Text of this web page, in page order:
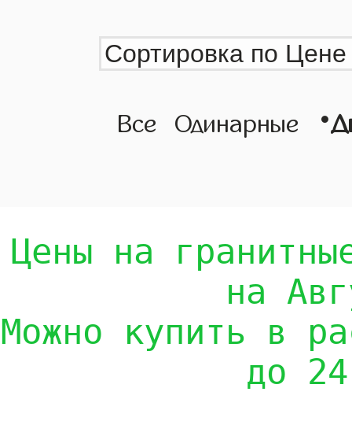
Все Одинарные •
Цены на
на
Можно купить в
до